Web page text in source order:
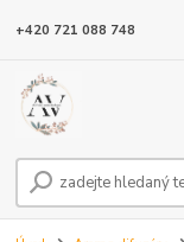
+420 721 088 748